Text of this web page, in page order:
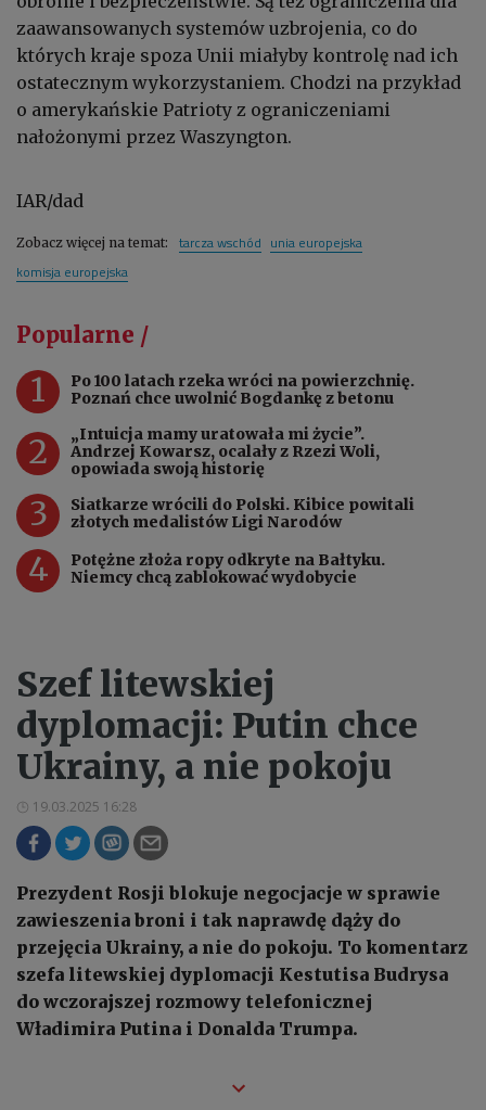
zaawansowanych systemów uzbrojenia, co do
których kraje spoza Unii miałyby kontrolę nad ich
ostatecznym wykorzystaniem. Chodzi na przykład
o amerykańskie Patrioty z ograniczeniami
nałożonymi przez Waszyngton.
IAR/dad
Zobacz więcej na temat: tarcza wschód unia europejska
komisja europejska
Popularne /
1
Po 100 latach rzeka wróci na powierzchnię.
Poznań chce uwolnić Bogdankę z betonu
2
„Intuicja mamy uratowała mi życie”.
Andrzej Kowarsz, ocalały z Rzezi Woli,
opowiada swoją historię
3
Siatkarze wrócili do Polski. Kibice powitali
złotych medalistów Ligi Narodów
4
Potężne złoża ropy odkryte na Bałtyku.
Niemcy chcą zablokować wydobycie
Szef litewskiej
dyplomacji: Putin chce
Ukrainy, a nie pokoju
19.03.2025 16:28
Prezydent Rosji blokuje negocjacje w sprawie
zawieszenia broni i tak naprawdę dąży do
przejęcia Ukrainy, a nie do pokoju. To komentarz
szefa litewskiej dyplomacji Kestutisa Budrysa
do wczorajszej rozmowy telefonicznej
Władimira Putina i Donalda Trumpa.